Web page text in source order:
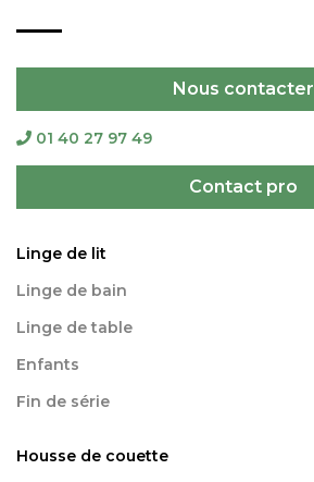
Nous contacter
01 40 27 97 49
Contact pro
Linge de lit
Linge de bain
Linge de table
Enfants
Fin de série
Housse de couette